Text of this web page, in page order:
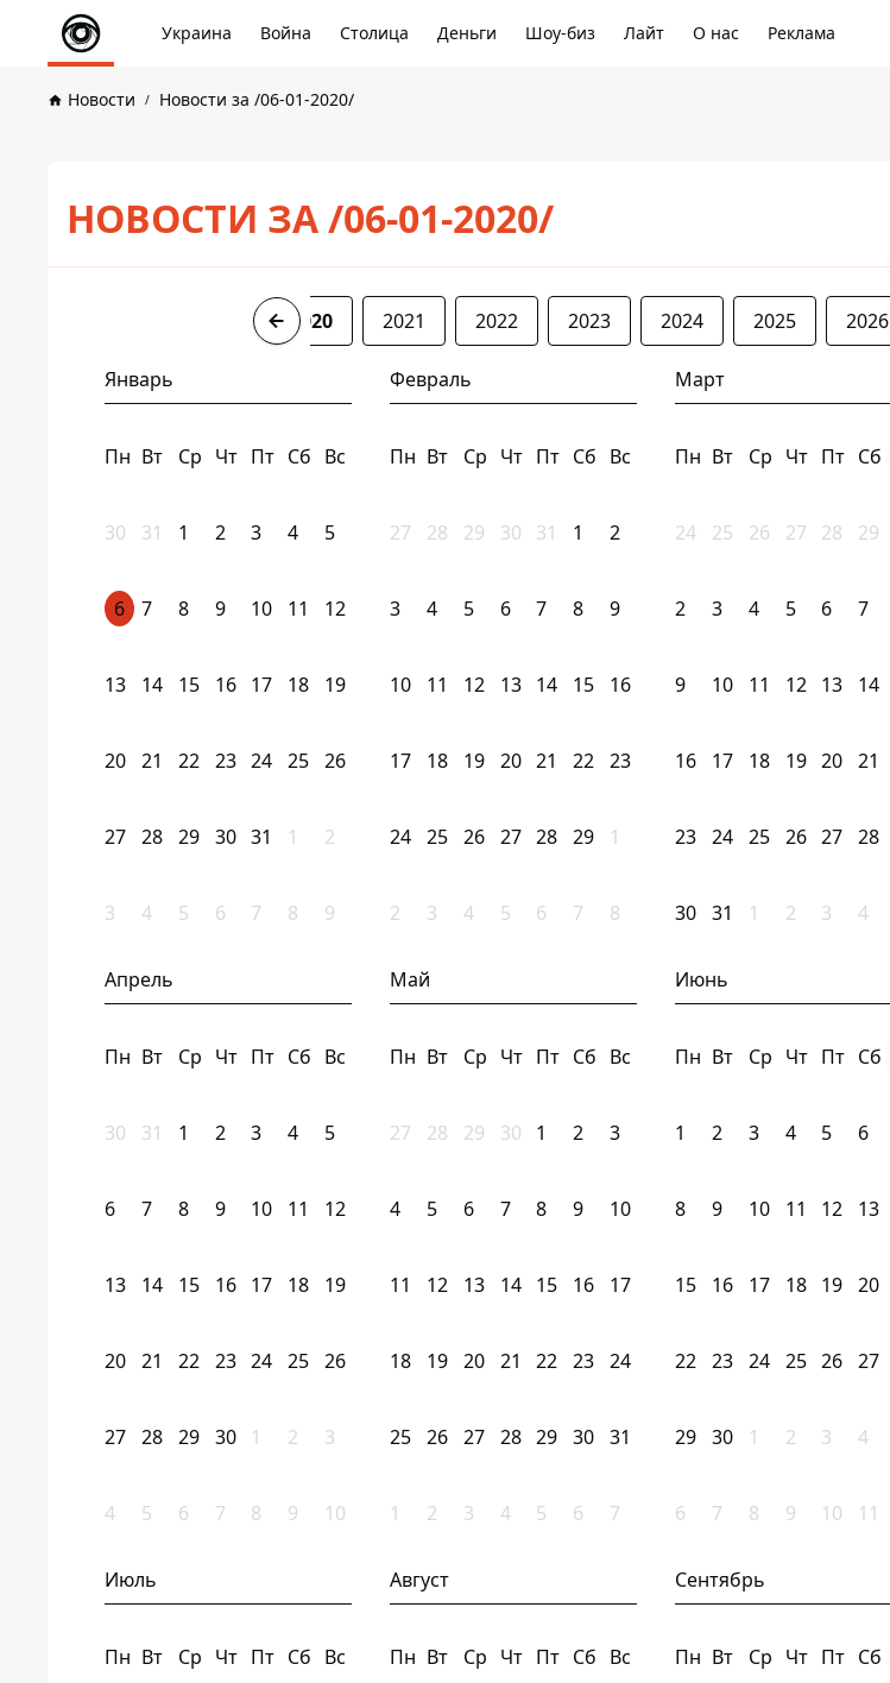
Украина Война Столица Деньги Шоу-биз Лайт О нас Реклама
Новости Новости за /06-01-2020/
НОВОСТИ ЗА /06-01-2020/
2020 2021 2022 2023 2024 2025 2026
Январь
Пн Вт Ср Чт Пт Сб Вс
30 31 1 2 3 4 5
6 7 8 9 10 11 12
13 14 15 16 17 18 19
20 21 22 23 24 25 26
27 28 29 30 31 1 2
3 4 5 6 7 8 9
Февраль
Пн Вт Ср Чт Пт Сб Вс
27 28 29 30 31 1 2
3 4 5 6 7 8 9
10 11 12 13 14 15 16
17 18 19 20 21 22 23
24 25 26 27 28 29 1
2 3 4 5 6 7 8
Март
Пн Вт Ср Чт Пт Сб
24 25 26 27 28 29
2 3 4 5 6 7
9 10 11 12 13 14
16 17 18 19 20 21
23 24 25 26 27 28
30 31 1 2 3 4
Апрель
Пн Вт Ср Чт Пт Сб Вс
30 31 1 2 3 4 5
6 7 8 9 10 11 12
13 14 15 16 17 18 19
20 21 22 23 24 25 26
27 28 29 30 1 2 3
4 5 6 7 8 9 10
Май
Пн Вт Ср Чт Пт Сб Вс
27 28 29 30 1 2 3
4 5 6 7 8 9 10
11 12 13 14 15 16 17
18 19 20 21 22 23 24
25 26 27 28 29 30 31
1 2 3 4 5 6 7
Июнь
Пн Вт Ср Чт Пт Сб
1 2 3 4 5 6
8 9 10 11 12 13
15 16 17 18 19 20
22 23 24 25 26 27
29 30 1 2 3 4
6 7 8 9 10 11
Июль
Пн Вт Ср Чт Пт Сб Вс
Август
Пн Вт Ср Чт Пт Сб Вс
Сентябрь
Пн Вт Ср Чт Пт Сб